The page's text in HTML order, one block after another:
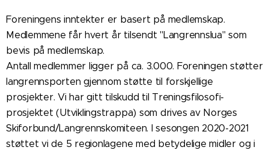
Foreningens inntekter er basert på medlemskap.
Medlemmene får hvert år tilsendt "Langrennslua" som
bevis på medlemskap.
Antall medlemmer ligger på ca. 3.000. Foreningen støtter
langrennsporten gjennom støtte til forskjellige
prosjekter. Vi har gitt tilskudd til Treningsfilosofi-
prosjektet (Utviklingstrappa) som drives av Norges
Skiforbund/Langrennskomiteen. I sesongen 2020-2021
støttet vi de 5 regionlagene med betydelige midler og i